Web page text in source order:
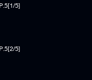
5]
5]